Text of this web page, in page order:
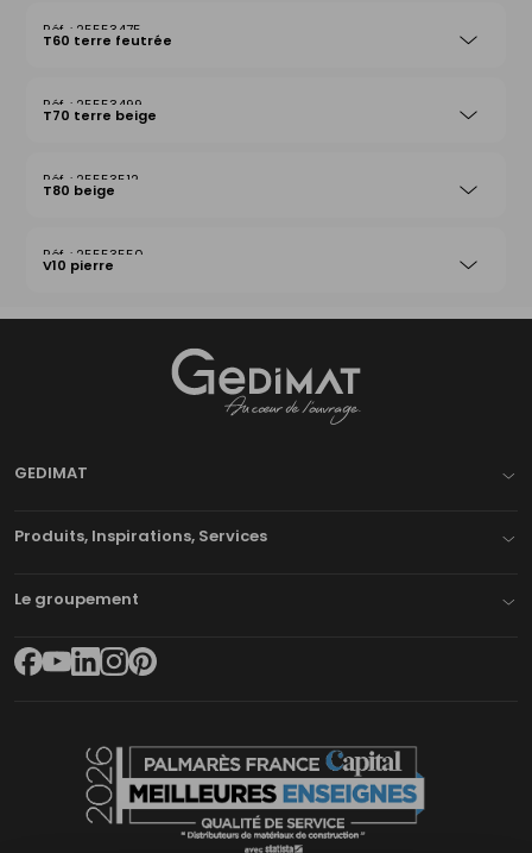
25553475
T60 terre feutrée
25553499
T70 terre beige
25553512
T80 beige
25553550
V10 pierre
GEDIMAT
Produits, Inspirations, Services
Le groupement